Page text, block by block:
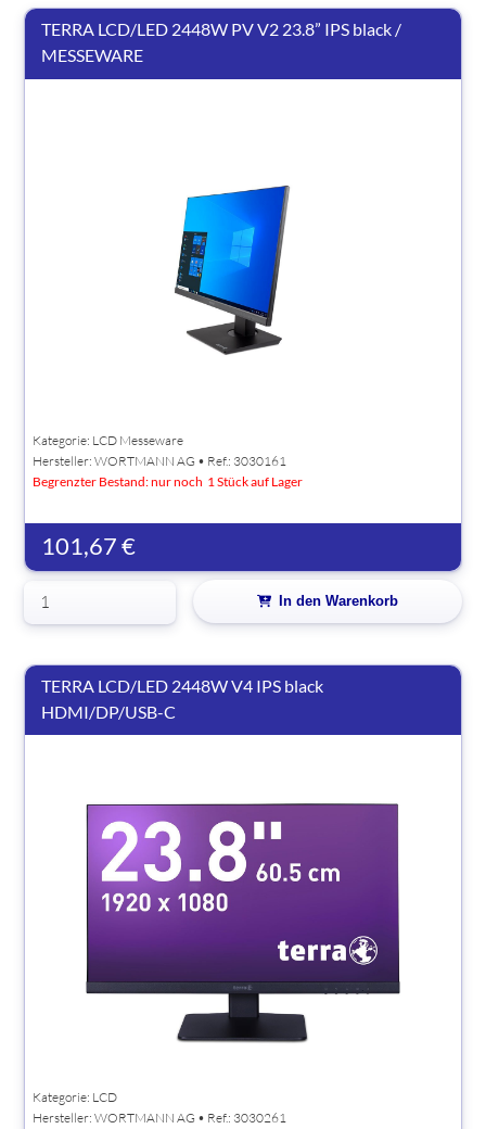
TERRA LCD/LED 2448W PV V2 23.8” IPS black /
MESSEWARE
Kategorie: LCD Messeware
Hersteller:WORTMANN AG • Ref.: 3030161
Begrenzter Bestand: nur noch 1 Stück auf Lager
101,67 €
In den Warenkorb
TERRA LCD/LED 2448W V4 IPS black
HDMI/DP/USB-C
Kategorie: LCD
Hersteller:WORTMANN AG • Ref.: 3030261